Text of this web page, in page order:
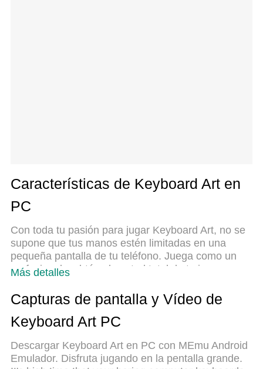
Características de Keyboard Art en
PC
Con toda tu pasión para jugar Keyboard Art, no se
supone que tus manos estén limitadas en una
pequeña pantalla de tu teléfono. Juega como un
profesional y obtén el control total de tu juego con
cosas que espera. Descargar y jugar Keyboard Art
en PC. Juega todo el tiempo que quieras, sin más
limitaciones de batería, datos móviles y llamadas
para jugar Keyboard Art en PC. Preparado con
nuestra experiencia, el exquisito sistema de
Más detalles
Capturas de pantalla y Vídeo de
Keyboard Art PC
Descargar Keyboard Art en PC con MEmu Android
Emulador. Disfruta jugando en la pentalla grande.